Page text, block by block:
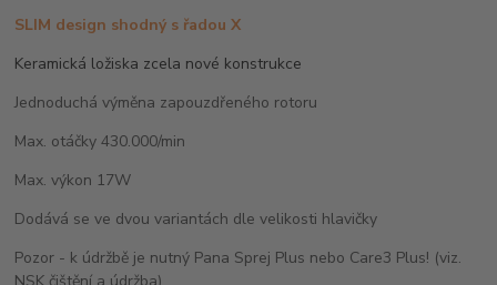
SLIM design shodný s řadou X
Keramická ložiska zcela nové konstrukce
Jednoduchá výměna zapouzdřeného rotoru
Max. otáčky 430.000/min
Max. výkon 17W
Dodává se ve dvou variantách dle velikosti hlavičky
Pozor - k údržbě je nutný Pana Sprej Plus nebo Care3 Plus! (viz.
NSK čištění a údržba)